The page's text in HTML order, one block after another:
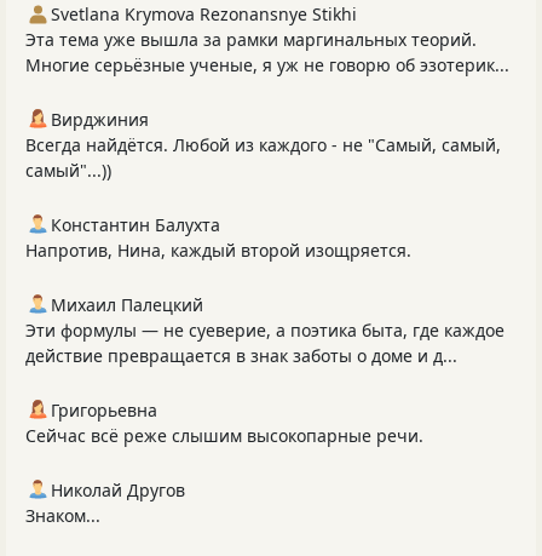
Svetlana Krymova Rezonansnye Stikhi
Эта тема уже вышла за рамки маргинальных теорий.
Многие серьёзные ученые, я уж не говорю об эзотерик...
Вирджиния
Всегда найдётся. Любой из каждого - не "Самый, самый,
самый"...))
Константин Балухта
Напротив, Нина, каждый второй изощряется.
Михаил Палецкий
Эти формулы — не суеверие, а поэтика быта, где каждое
действие превращается в знак заботы о доме и д...
Григорьевна
Сейчас всё реже слышим высокопарные речи.
Николай Другов
Знаком...